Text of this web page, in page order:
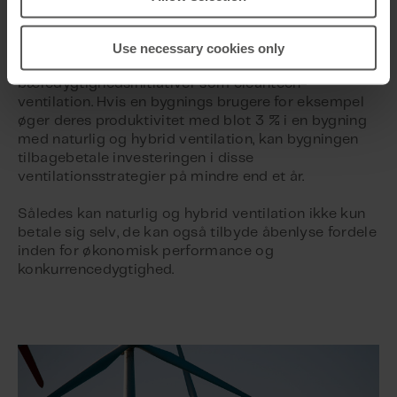
Use necessary cookies only
En anden fordel ved produktivitetsforbedringer er, at
de gør det nemt at investere i
bæredygtighedsinitiativer som cleantech-
ventilation. Hvis en bygnings brugere for eksempel
øger deres produktivitet med blot 3 % i en bygning
med naturlig og hybrid ventilation, kan bygningen
tilbagebetale investeringen i disse
ventilationsstrategier på mindre end et år.
Således kan naturlig og hybrid ventilation ikke kun
betale sig selv, de kan også tilbyde åbenlyse fordele
inden for økonomisk performance og
konkurrencedygtighed.